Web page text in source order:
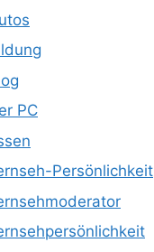
PC
Persönlichkeit